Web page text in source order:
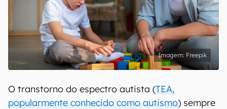
Freepik
O transtorno do espectro autista (TEA,
popularmente conhecido como autismo) sempre